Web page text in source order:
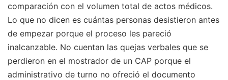
comparación con el volumen total de actos médicos.
Lo que no dicen es cuántas personas desistieron antes
de empezar porque el proceso les pareció
inalcanzable. No cuentan las quejas verbales que se
perdieron en el mostrador de un CAP porque el
administrativo de turno no ofreció el documento